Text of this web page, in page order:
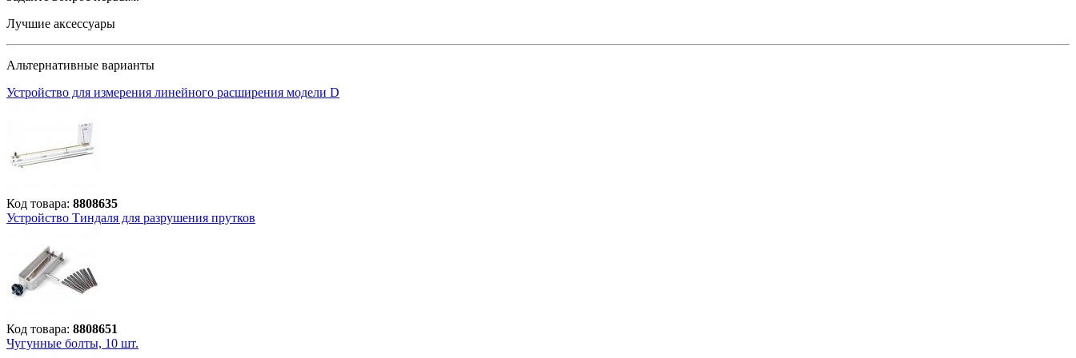
Лучшие аксессуары
Альтернативные варианты
Устройство для измерения линейного расширения модели D
Код товара: 8808635
Устройство Тиндаля для разрушения прутков
Код товара: 8808651
Чугунные болты, 10 шт.